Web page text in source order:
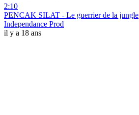
2:10
PENCAK SILAT - Le guerrier de la jungle
Independance Prod
il y a 18 ans